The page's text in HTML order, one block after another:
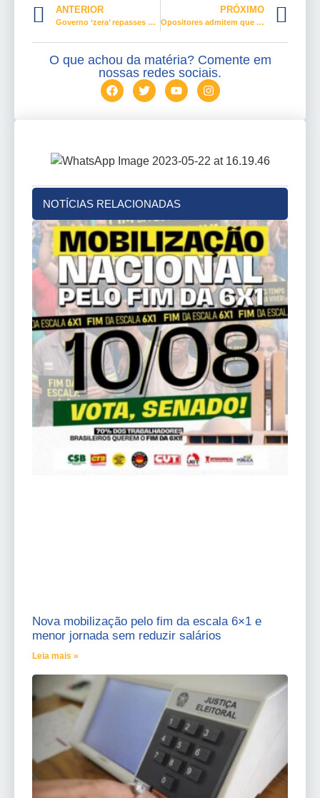
ANTERIOR
Governo ‘zera’ repasses a programa de combate à violência contra a mulher
PRÓXIMO
Opositores admitem que a legalização dos jogos tem grandes chances de avançar na Câmara este ano
O que achou da matéria? Comente em
nossas redes sociais.
NOTÍCIAS RELACIONADAS
Nova mobilização pelo fim da escala 6×1 e
menor jornada sem reduzir salários
Leia mais »